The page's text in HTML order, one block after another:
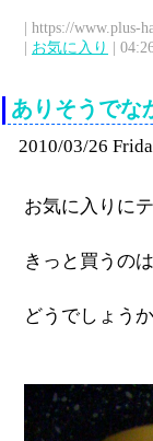
| https://www.plus-
| お気に入り |
ありそうでな
2010/03/26
お気に入りに
きっと買うの
どうでしょう